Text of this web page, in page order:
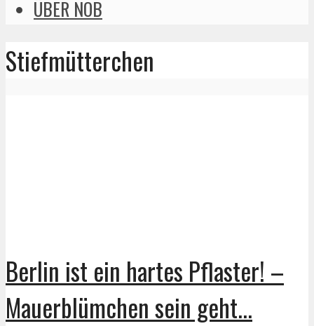
ÜBER NOB
Stiefmütterchen
Berlin ist ein hartes Pflaster! –
Mauerblümchen sein geht...